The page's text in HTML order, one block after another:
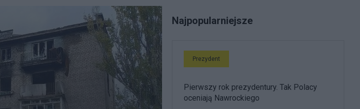
Najpopularniejsze
Prezydent
Pierwszy rok prezydentury. Tak Polacy
oceniają Nawrockiego